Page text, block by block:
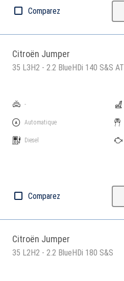
Comparez
Citroën Jumper
35 L3H2 - 2.2 BlueHDi 140 S&S AT
-
Automatique
Diesel
Comparez
Citroën Jumper
35 L2H2 - 2.2 BlueHDi 180 S&S